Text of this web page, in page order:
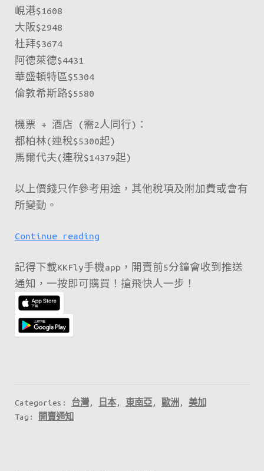
代
夫
$2800、
洲
藩
市
$3500
峴港$1608
大阪$2948
杜拜$3674
阿德萊德$4431
華盛頓特區$5304
倫敦希斯路$5580
機票 + 酒店 (需2人同行)：
都柏林(連稅$5300起)
馬爾代夫(連稅$14379起)
以上價錢只作參考用途，其他稅項及附加費或會有
所變動。
Continue reading新
期
fanfares
記
記得下載KKFly手機app，開賣前5分鐘會收到推送
通知，一按即可購買！搶飛快人一步！
Categories: 台灣, 日本, 東南亞 , 歐洲 , 美加
Tag:
開賣通知